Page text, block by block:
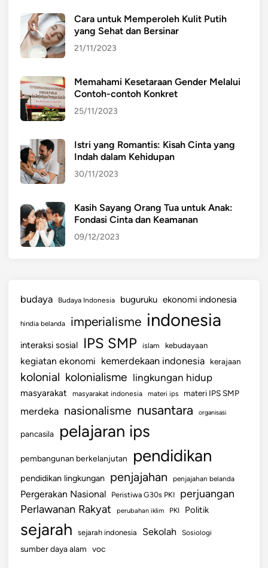
Cara untuk Memperoleh Kulit Putih
yang Sehat dan Bersinar
21/11/2023
Memahami Kesetaraan Gender Melalui
Contoh-contoh Konkret
25/11/2023
Istri yang Romantis: Kisah Cinta yang
Indah dalam Kehidupan
30/11/2023
Kasih Sayang Orang Tua untuk Anak:
Fondasi Cinta dan Keamanan
09/12/2023
budaya Budaya Indonesia buguruku ekonomi indonesia
hindia belanda imperialisme indonesia
interaksi sosial IPS SMP islam kebudayaan
kegiatan ekonomi kemerdekaan indonesia kerajaan
kolonial kolonialisme lingkungan hidup
masyarakat masyarakat indonesia materi ips materi IPS SMP
merdeka nasionalisme nusantara organisasi
pancasila pelajaran ips
pembangunan berkelanjutan pendidikan
pendidikan lingkungan penjajahan penjajahan belanda
Pergerakan Nasional Peristiwa G30s PKI perjuangan
Perlawanan Rakyat perubahan iklim PKI Politik
sejarah sejarah indonesia Sekolah Sosiologi
sumber daya alam voc